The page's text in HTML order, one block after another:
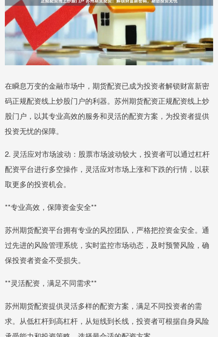
在瞬息万变的金融市场中，期货配资已成为投资者解锁财富新密
码正规配资线上炒股门户的利器。苏州期货配资正规配资线上炒
股门户，以其专业高效的服务和灵活的配资方案，为投资者提供
投资无忧的保障。
2. 灵活应对市场波动：股票市场波动较大，投资者可以通过杠杆
配资平台进行多空操作，灵活应对市场上涨和下跌的行情，以获
取更多的投资机会。
**专业高效，保障资金安全**
苏州期货配资平台拥有专业的风控团队，严格把控资金安全。通
过先进的风险管理系统，实时监控市场动态，及时预警风险，确
保投资者资金不受损失。
**灵活配资，满足不同需求**
苏州期货配资提供灵活多样的配资方案，满足不同投资者的需
求。从低杠杆到高杠杆，从短线到长线，投资者可根据自身风险